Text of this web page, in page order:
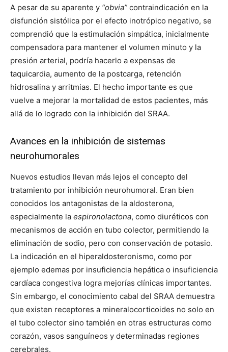
A pesar de su aparente y “obvia” contraindicación en la
disfunción sistólica por el efecto inotrópico negativo, se
comprendió que la estimulación simpática, inicialmente
compensadora para mantener el volumen minuto y la
presión arterial, podría hacerlo a expensas de
taquicardia, aumento de la postcarga, retención
hidrosalina y arritmias. El hecho importante es que
vuelve a mejorar la mortalidad de estos pacientes, más
allá de lo logrado con la inhibición del SRAA.
Avances en la inhibición de sistemas
neurohumorales
Nuevos estudios llevan más lejos el concepto del
tratamiento por inhibición neurohumoral. Eran bien
conocidos los antagonistas de la aldosterona,
especialmente la espironolactona, como diuréticos con
mecanismos de acción en tubo colector, permitiendo la
eliminación de sodio, pero con conservación de potasio.
La indicación en el hiperaldosteronismo, como por
ejemplo edemas por insuficiencia hepática o insuficiencia
cardíaca congestiva logra mejorías clínicas importantes.
Sin embargo, el conocimiento cabal del SRAA demuestra
que existen receptores a mineralocorticoides no solo en
el tubo colector sino también en otras estructuras como
corazón, vasos sanguíneos y determinadas regiones
cerebrales.